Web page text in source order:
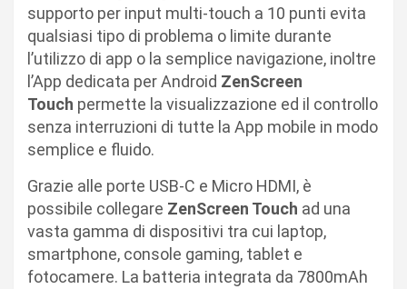
supporto per input multi-touch a 10 punti evita
qualsiasi tipo di problema o limite durante
l’utilizzo di app o la semplice navigazione, inoltre
l’App dedicata per Android ZenScreen
Touch permette la visualizzazione ed il controllo
senza interruzioni di tutte la App mobile in modo
semplice e fluido.
Grazie alle porte USB-C e Micro HDMI, è
possibile collegare ZenScreen Touch ad una
vasta gamma di dispositivi tra cui laptop,
smartphone, console gaming, tablet e
fotocamere. La batteria integrata da 7800mAh